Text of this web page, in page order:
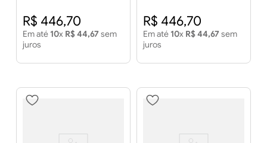
R$ 446,70
Em até 10x R$44,67 sem
juros
R$ 446,70
Em até 10x R$44,67 sem
juros